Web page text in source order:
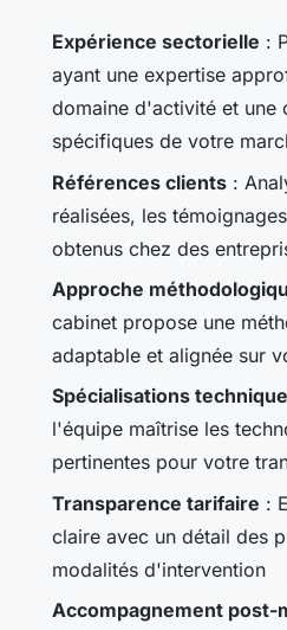
Expérience sectorielle :
ayant une expertise
domaine d'activité et une
spécifiques de votre
Références clients :
réalisées, les
obtenus chez des
Approche
cabinet propose une
adaptable et alignée sur
Spécialisations
l'équipe maîtrise les
pertinentes pour votre
Transparence tarifaire :
claire avec un détail des
modalités d'intervention
Accompagnement post-